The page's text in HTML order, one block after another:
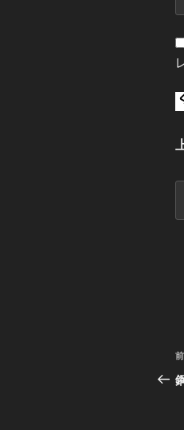
投
前
前